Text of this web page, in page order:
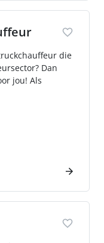
die
Dan
jou! Als